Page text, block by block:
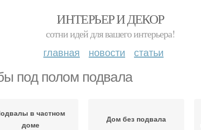
ИНТЕРЬЕР И ДЕКОР
сотни идей для вашего интерьера!
главная новости статьи
под полом подвала
в частном
доме
Дом без подвала